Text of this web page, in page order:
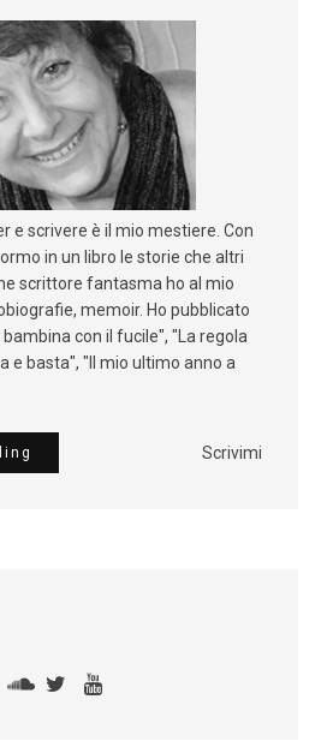
e scrivere è il mio mestiere. Con
in un libro le storie che altri
scrittore fantasma ho al mio
memoir. Ho pubblicato
con il fucile", "La regola
e basta", "Il mio ultimo anno a
Scrivimi